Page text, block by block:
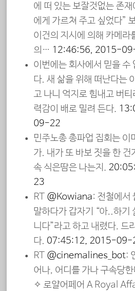
에 떠 있는 보잘것없는 존
에게 가르쳐 주고 싶었다”
이건의 지시에 의해 카메라
의… 12:46:56, 2015-
이번에는 회사에서 믿을 수
다. 새 삶을 위해 떠난다는
고 나니 억지로 힘내고 버
력감이 배로 밀려 든다.
09-22
민주노총 총파업 집회는 이
가. 내가 또 바보 짓을 한 건
속 식은땀은 나는지.
23
RT @Kowiana: 전철에서
말하다가 갑자기 “아..하
니다”라고 하고 내렸다. 드
다. 07:45:12, 2015-09-
RT @cinemalines_bot:
어나, 어디를 가나 구속당
✧ 로얄어페어 A Royal